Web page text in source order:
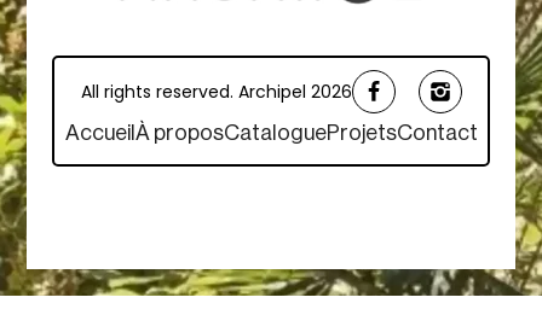
All rights reserved. Archipel 2026
Accueil À proposCatalogueProjetsContact